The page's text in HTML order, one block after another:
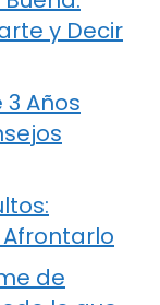
y Decir
Años
de